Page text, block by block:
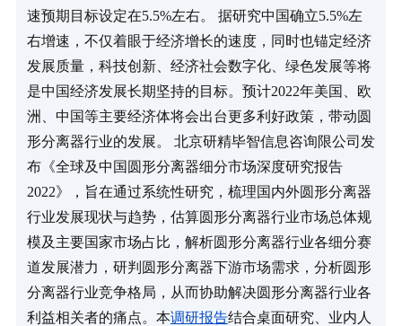
速预期目标设定在5.5%左右。 据研究中国确立5.5%左
右增速，不仅着眼于经济增长的速度，同时也锚定经济
发展质量，科技创新、经济社会数字化、绿色发展等将
是中国经济发展长期坚持的目标。预计2022年美国、欧
洲、中国等主要经济体将会出台更多利好政策，带动圆
形分离器行业的发展。 北京研精毕智信息咨询限公司发
布《全球及中国圆形分离器细分市场深度研究报告
2022》，旨在通过系统性研究，梳理国内外圆形分离器
行业发展现状与趋势，估算圆形分离器行业市场总体规
模及主要国家市场占比，解析圆形分离器行业各细分赛
道发展潜力，研判圆形分离器下游市场需求，分析圆形
分离器行业竞争格局，从而协助解决圆形分离器行业各
利益相关者的痛点。本调研报告结合桌面研究、业内人